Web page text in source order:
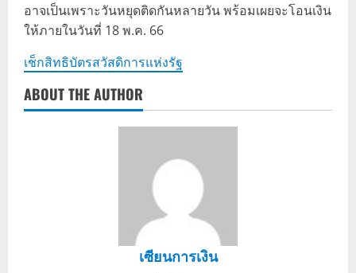
อาจเป็นเพราะวันหยุดติดกันหลายวัน พร้อมเผยจะโอนเงิน
ให้ภายในวันที่ 18 พ.ค. 66
เช็กสิทธิบัตรสวัสดิการแห่งรัฐ
ABOUT THE AUTHOR
เซียนการเงิน